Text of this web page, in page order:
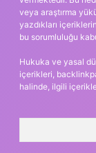
veya araştırma
yazdıkları
bu sorumluluğu
Hukuka ve yasal
içerikleri,
halinde, ilgili